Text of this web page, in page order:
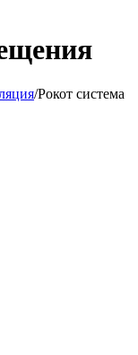
/Рокот система